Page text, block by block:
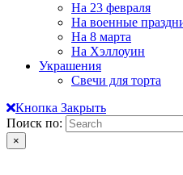
На 23 февраля
На военные
На 8 марта
На Хэллоуин
Украшения
Свечи для торта
Кнопка Закрыть
Поиск по:
×